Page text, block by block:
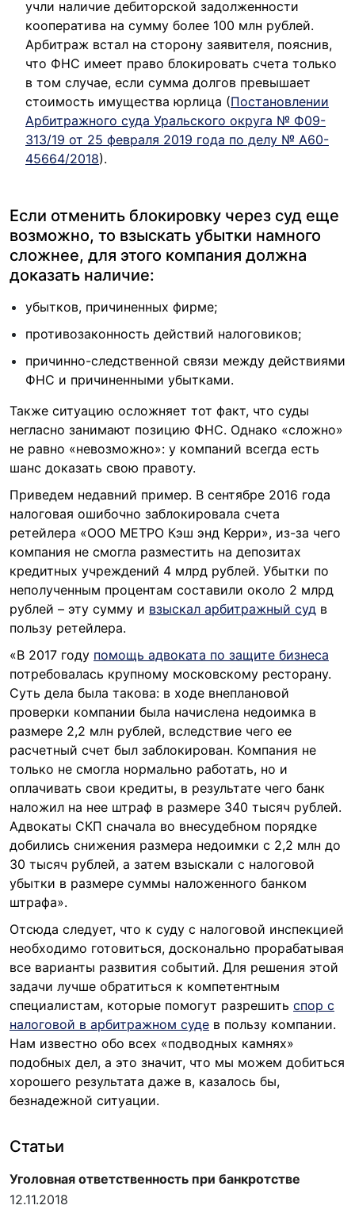
учли наличие дебиторской задолженности
кооператива на сумму более 100 млн рублей.
Арбитраж встал на сторону заявителя, пояснив,
что ФНС имеет право блокировать счета только
в том случае, если сумма долгов превышает
стоимость имущества юрлица (Постановлении
Арбитражного суда Уральского округа № Ф09-
313/19 от 25 февраля 2019 года по делу № А60-
45664/2018).
Если отменить блокировку через суд еще
возможно, то взыскать убытки намного
сложнее, для этого компания должна
доказать наличие:
убытков, причиненных фирме;
противозаконность действий налоговиков;
причинно-следственной связи между действиями
ФНС и причиненными убытками.
Также ситуацию осложняет тот факт, что суды
негласно занимают позицию ФНС. Однако «сложно»
не равно «невозможно»: у компаний всегда есть
шанс доказать свою правоту.
Приведем недавний пример. В сентябре 2016 года
налоговая ошибочно заблокировала счета
ретейлера «ООО МЕТРО Кэш энд Керри», из-за чего
компания не смогла разместить на депозитах
кредитных учреждений 4 млрд рублей. Убытки по
неполученным процентам составили около 2 млрд
рублей – эту сумму и взыскал арбитражный суд в
пользу ретейлера.
«В 2017 году помощь адвоката по защите бизнеса
потребовалась крупному московскому ресторану.
Суть дела была такова: в ходе внеплановой
проверки компании была начислена недоимка в
размере 2,2 млн рублей, вследствие чего ее
расчетный счет был заблокирован. Компания не
только не смогла нормально работать, но и
оплачивать свои кредиты, в результате чего банк
наложил на нее штраф в размере 340 тысяч рублей.
Адвокаты СКП сначала во внесудебном порядке
добились снижения размера недоимки с 2,2 млн до
30 тысяч рублей, а затем взыскали с налоговой
убытки в размере суммы наложенного банком
штрафа».
Отсюда следует, что к суду с налоговой инспекцией
необходимо готовиться, досконально прорабатывая
все варианты развития событий. Для решения этой
задачи лучше обратиться к компетентным
специалистам, которые помогут разрешить спор с
налоговой в арбитражном суде в пользу компании.
Нам известно обо всех «подводных камнях»
подобных дел, а это значит, что мы можем добиться
хорошего результата даже в, казалось бы,
безнадежной ситуации.
Статьи
Уголовная ответственность при банкротстве
12.11.2018